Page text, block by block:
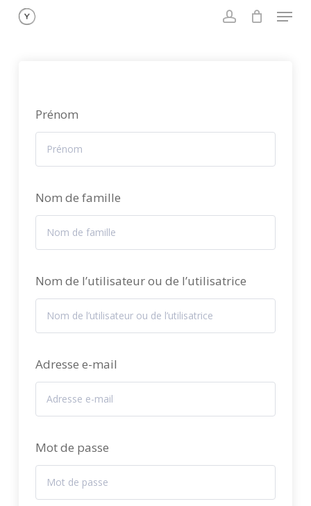
Skip
Menu
Prénom
Nom de famille
Nom de l’utilisateur ou de l’utilisatrice
Adresse e-mail
Mot de passe